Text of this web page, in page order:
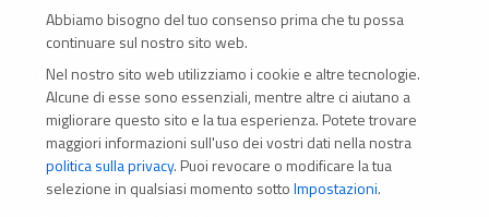
CONTATTI
Via Marconi 69 – 40122 Bologna (Italia)
Tel. +39 051 294 775
Abbiamo bisogno del tuo consenso prima che tu possa
continuare sul nostro sito web.
Nel nostro sito web utilizziamo i cookie e altre tecnologie.
Alcune di esse sono essenziali, mentre altre ci aiutano a
migliorare questo sito e la tua esperienza. Potete trovare
maggiori informazioni sull'uso dei vostri dati nella nostra
politica sulla privacy. Puoi revocare o modificare la tua
selezione in qualsiasi momento sottoImpostazioni.